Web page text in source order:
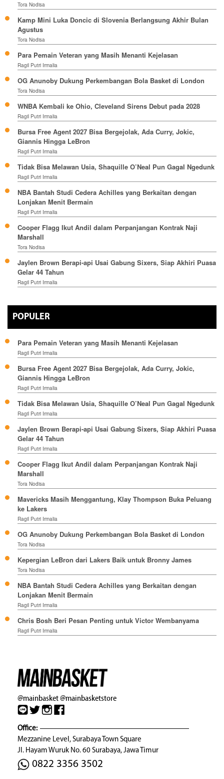
Tora Nodisa
Kamp Mini Luka Doncic di Slovenia Berlangsung Akhir Bulan
Agustus
Tora Nodisa
Para Pemain Veteran yang Masih Menanti Kejelasan
Ragil Putri Irmalia
OG Anunoby Dukung Perkembangan Bola Basket di London
Tora Nodisa
WNBA Kembali ke Ohio, Cleveland Sirens Debut pada 2028
Ragil Putri Irmalia
Bursa Free Agent 2027 Bisa Bergejolak, Ada Curry, Jokic,
Giannis Hingga LeBron
Ragil Putri Irmalia
Tidak Bisa Melawan Usia, Shaquille O’Neal Pun Gagal Ngedunk
Ragil Putri Irmalia
NBA Bantah Studi Cedera Achilles yang Berkaitan dengan
Lonjakan Menit Bermain
Ragil Putri Irmalia
Cooper Flagg Ikut Andil dalam Perpanjangan Kontrak Naji
Marshall
Tora Nodisa
Jaylen Brown Berapi-api Usai Gabung Sixers, Siap Akhiri Puasa
Gelar 44 Tahun
Ragil Putri Irmalia
POPULER
Para Pemain Veteran yang Masih Menanti Kejelasan
Ragil Putri Irmalia
Bursa Free Agent 2027 Bisa Bergejolak, Ada Curry, Jokic,
Giannis Hingga LeBron
Ragil Putri Irmalia
Tidak Bisa Melawan Usia, Shaquille O’Neal Pun Gagal Ngedunk
Ragil Putri Irmalia
Jaylen Brown Berapi-api Usai Gabung Sixers, Siap Akhiri Puasa
Gelar 44 Tahun
Ragil Putri Irmalia
Cooper Flagg Ikut Andil dalam Perpanjangan Kontrak Naji
Marshall
Tora Nodisa
Mavericks Masih Menggantung, Klay Thompson Buka Peluang
ke Lakers
Ragil Putri Irmalia
OG Anunoby Dukung Perkembangan Bola Basket di London
Tora Nodisa
Kepergian LeBron dari Lakers Baik untuk Bronny James
Tora Nodisa
NBA Bantah Studi Cedera Achilles yang Berkaitan dengan
Lonjakan Menit Bermain
Ragil Putri Irmalia
Chris Bosh Beri Pesan Penting untuk Victor Wembanyama
Ragil Putri Irmalia
@mainbasket@mainbasketstore
Office:
Mezzanine Level, Surabaya Town Square
Jl. Hayam Wuruk No. 60 Surabaya, Jawa Timur
0822 3356 3502